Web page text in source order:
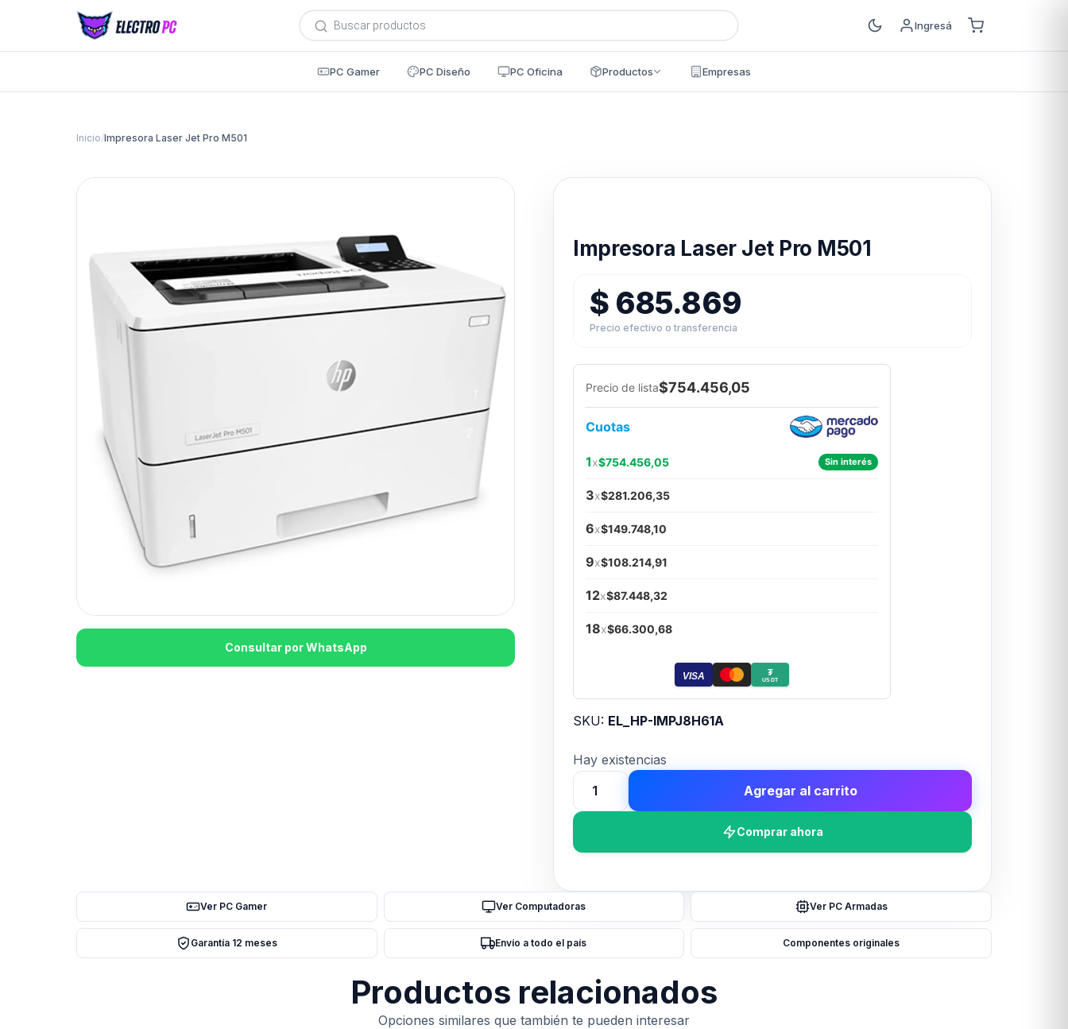
Búsqueda
de
productos
Ingresá
PC Gamer PC Diseño PC Oficina Productos Empresas
Inicio/Impresora Laser Jet Pro M501
Consultar por WhatsApp
Impresora Laser Jet Pro M501
$ 685.869
Precio efectivo o transferencia
Precio de lista$754.456,05
Cuotas
1x$754.456,05 Sin interés
3x$281.206,35
6x$149.748,10
9x$108.214,91
12x$87.448,32
18x$66.300,68
VISA ₮
USDT
SKU: EL_HP-IMPJ8H61A
Hay existencias
Impresora
Laser
Agregar al carrito
Comprar ahora
Ver PC Gamer Ver Computadoras Ver PC Armadas
Garantía 12 meses Envío a todo el país Componentes originales
Productos relacionados
Opciones similares que también te pueden interesar